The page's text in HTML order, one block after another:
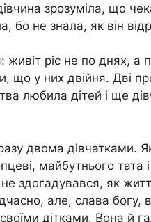
зрозуміла, що
бо не знала, як він
живіт ріс не по днях, а
що у них двійня. Дві
любила дітей і ще
двома дівчатками.
майбутнього тата і
не здогадувався, як
але, слава богу,
дітками. Вона й